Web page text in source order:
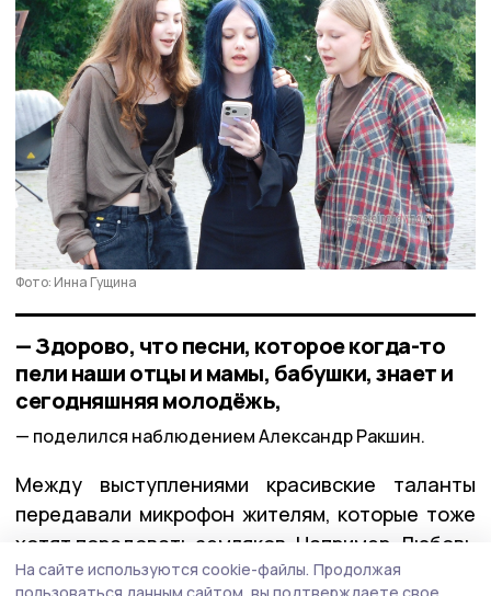
Фото: Инна Гущина
— Здорово, что песни, которое когда-то
пели наши отцы и мамы, бабушки, знает и
сегодняшняя молодёжь,
поделился наблюдением Александр Ракшин.
Между выступлениями красивские таланты
передавали микрофон жителям, которые тоже
хотят порадовать земляков. Например, Любовь
Ларкина прочитала стихотворение о Красивке,
На сайте используются cookie-файлы. Продолжая